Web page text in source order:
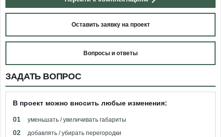
Оставить заявку на проект
Вопросы и ответы
ЗАДАТЬ ВОПРОС
В проект можно вносить любые изменения:
01 уменьшать / увеличивать габариты
02 добавлять / убирать перегородки